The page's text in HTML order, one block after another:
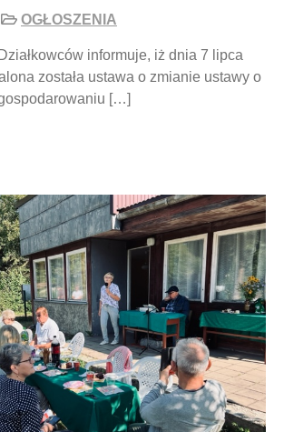
OGŁOSZENIA
informuje, iż dnia 7 lipca
została ustawa o zmianie ustawy o
[…]